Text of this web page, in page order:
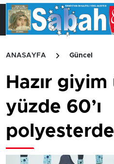
ANASAYFA Güncel
Hazır
yüzde 60’ı